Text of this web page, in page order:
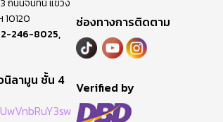
10120
246-8025,
นิลามูน ชั้น 4
ช่องทางการติดตาม
Verified by